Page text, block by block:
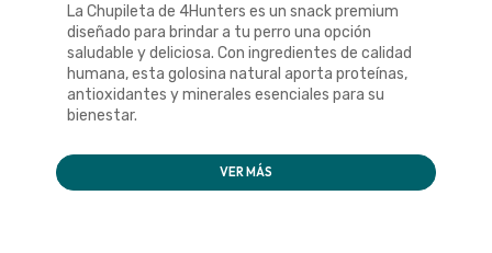
La Chupileta de 4Hunters es un snack premium
diseñado para brindar a tu perro una opción
saludable y deliciosa. Con ingredientes de calidad
humana, esta golosina natural aporta proteínas,
antioxidantes y minerales esenciales para su
bienestar.
VER MÁS